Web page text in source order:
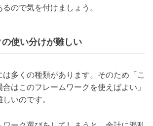
ので気を付けましょう。
使い分けが難しい
多くの種類があります。そのため「こ
はこのフレームワークを使えばよい」
いのです。